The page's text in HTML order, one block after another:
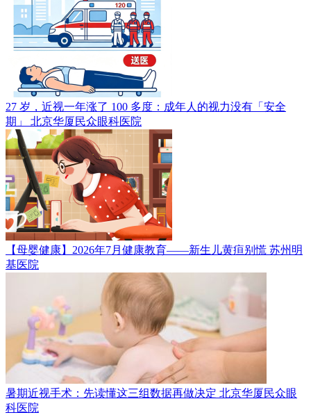
27 岁，近视一年涨了 100 多度：成年人的视力没有「安全
期」 北京华厦民众眼科医院
【母婴健康】2026年7月健康教育——新生儿黄疸别慌 苏州明
基医院
暑期近视手术：先读懂这三组数据再做决定 北京华厦民众眼
科医院